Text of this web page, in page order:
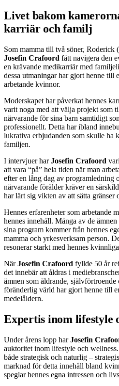
Livet bakom
karriär och familj
Som mamma till två söner, Roderick
Josefin Crafoord fått navigera den
en krävande medikarriär med
dessa utmaningar har gjort henne till
arbetande kvinnor.
Moderskapet har påverkat hennes
varit noga med att välja projekt som
närvarande för sina barn samtidigt
professionellt. Detta har ibland
lukrativa erbjudanden som skulle ha
familjen.
I intervjuer harJosefin Crafoord
att vara “på” hela tiden när man
efter en lång dag av programledning
närvarande förälder kräver en
har lärt sig vikten av att sätta gränser
Hennes erfarenheter som arbetande
hennes innehåll. Många av de
sina program kommer från hennes
mamma och yrkesverksam person.
resonerar starkt med hennes
NärJosefin Crafoord fyllde 50 år
det innebär att åldras i
ämnen som åldrande,
föränderlig värld har gjort henne till
medelåldern.
Expertis inom lifestyle
Under årens lopp harJosefin
auktoritet inom lifestyle och
både strategisk och naturlig –
marknad för detta innehåll bland
speglar hennes egna intressen och